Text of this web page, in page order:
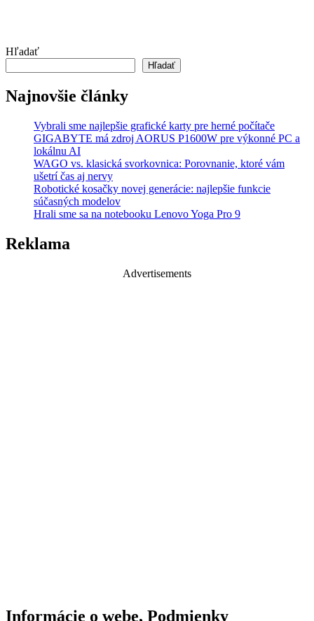
Hľadať
Hľadať
Najnovšie články
Vybrali sme najlepšie grafické karty pre herné počítače
GIGABYTE má zdroj AORUS P1600W pre výkonné PC a
lokálnu AI
WAGO vs. klasická svorkovnica: Porovnanie, ktoré vám
ušetrí čas aj nervy
Robotické kosačky novej generácie: najlepšie funkcie
súčasných modelov
Hrali sme sa na notebooku Lenovo Yoga Pro 9
Reklama
Advertisements
Informácie o webe, Podmienky